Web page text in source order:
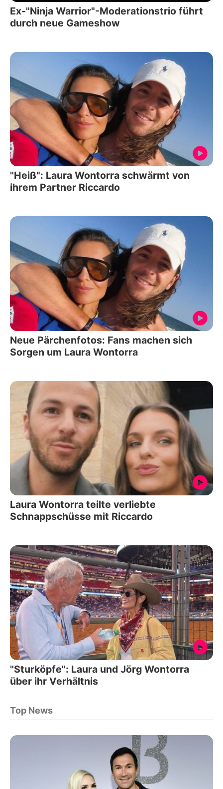
Ex-"Ninja Warrior"-Moderationstrio führt
durch neue Gameshow
"Heiß": Laura Wontorra schwärmt von
ihrem Partner Riccardo
Neue Pärchenfotos: Fans machen sich
Sorgen um Laura Wontorra
Laura Wontorra teilte verliebte
Schnappschüsse mit Riccardo
"Sturköpfe": Laura und Jörg Wontorra
über ihr Verhältnis
Top News